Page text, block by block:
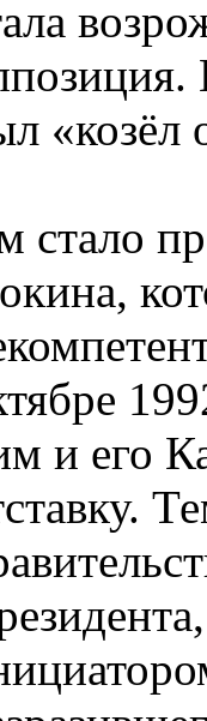
«козёл
стало
и его